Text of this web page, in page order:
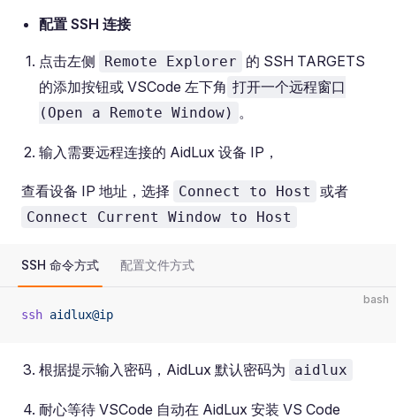
配置 SSH 连接
点击左侧 Remote Explorer
的 SSH TARGETS
的添加按钮或 VSCode 左下角 打开一个远程窗口
(Open a Remote Window) 。
输入需要远程连接的 AidLux 设备 IP，
查看设备 IP 地址，选择 Connect to Host 或者
Connect Current Window to Host
SSH 命令方式 配置文件方式
bash
ssh aidlux@ip
根据提示输入密码，AidLux 默认密码为 aidlux
耐心等待 VSCode 自动在 AidLux 安装 VS Code